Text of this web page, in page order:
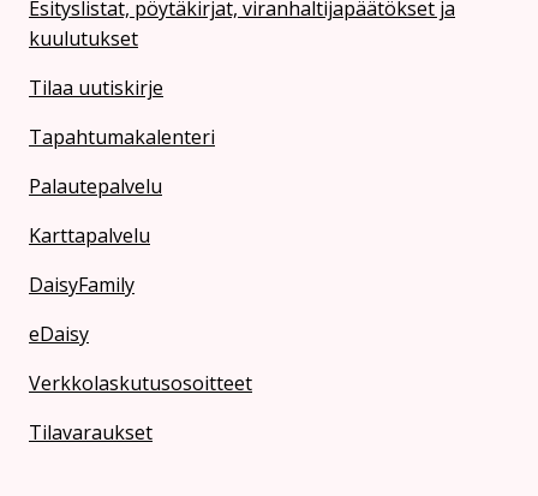
Esityslistat, pöytäkirjat, viranhaltijapäätökset ja
kuulutukset
Tilaa uutiskirje
Tapahtumakalenteri
Palautepalvelu
Karttapalvelu
DaisyFamily
eDaisy
Verkkolaskutusosoitteet
Tilavaraukset